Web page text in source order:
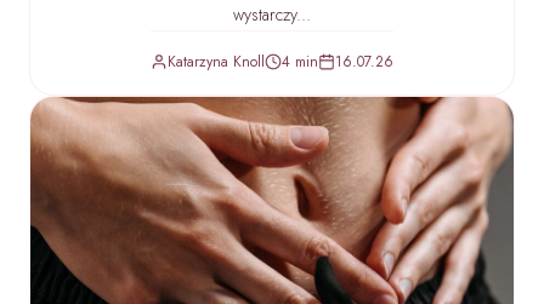
wystarczy...
Katarzyna Knoll 4 min 16.07.26